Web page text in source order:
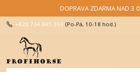
DOPRAVA ZDARMA NAD 3
+420 734 845 393 (Po-Pá, 10-18 hod.)